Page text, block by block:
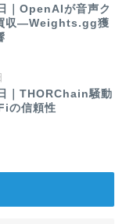
｜OpenAIが音声ク
収—Weights.gg獲
｜THORChain騒動
の信頼性